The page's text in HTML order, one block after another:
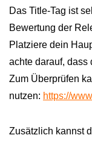
Das Title-Tag ist
Bewertung der
Platziere dein
achte darauf, dass
Zum Überprüfen
nutzen: https://
Zusätzlich kannst